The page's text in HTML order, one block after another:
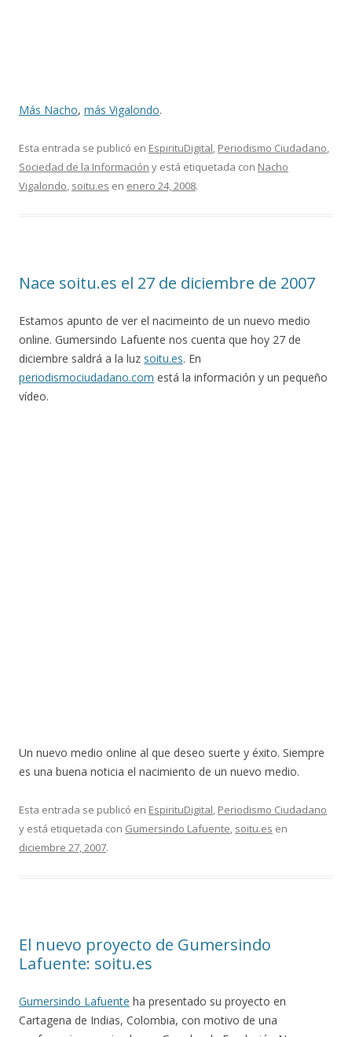
Más Nacho, más Vigalondo.
Esta entrada se publicó en EspirituDigital, Periodismo Ciudadano,
Sociedad de la Información y está etiquetada con Nacho
Vigalondo, soitu.es en enero 24, 2008.
Nace soitu.es el 27 de diciembre de 2007
Estamos apunto de ver el nacimeinto de un nuevo medio
online. Gumersindo Lafuente nos cuenta que hoy 27 de
diciembre saldrá a la luz soitu.es. En
periodismociudadano.com está la información y un pequeño
vídeo.
Un nuevo medio online al que deseo suerte y éxito. Siempre
es una buena noticia el nacimiento de un nuevo medio.
Esta entrada se publicó en EspirituDigital, Periodismo Ciudadano
y está etiquetada con Gumersindo Lafuente, soitu.es en
diciembre 27, 2007.
El nuevo proyecto de Gumersindo
Lafuente: soitu.es
Gumersindo Lafuente ha presentado su proyecto en
Cartagena de Indias, Colombia, con motivo de una